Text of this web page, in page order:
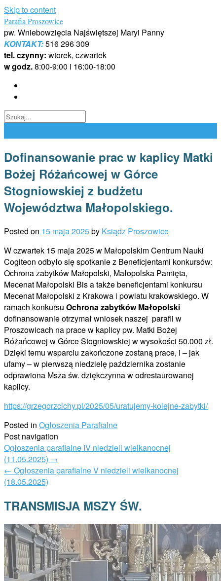
Skip to content
Parafia Proszowice
pw. Wniebowzięcia Najświętszej Maryi Panny
KONTAKT:516 296 309
tel. czynny: wtorek, czwartek
w godz.8:00-9:00 i 16:00-18:00
Dofinansowanie prac w kaplicy Matki
Bożej Różańcowej w Górce
Stogniowskiej z budżetu
Województwa Małopolskiego.
Posted on 15 maja 2025by Ksiądz Proszowice
W czwartek 15 maja 2025 w Małopolskim Centrum Nauki
Cogiteon odbyło się spotkanie z Beneficjentami konkursów:
Ochrona zabytków Małopolski, Małopolska Pamięta,
Mecenat Małopolski Bis a także beneficjentami konkursu
Mecenat Małopolski z Krakowa i powiatu krakowskiego. W
ramach konkursu Ochrona zabytków Małopolski
dofinansowanie otrzymał wniosek naszej parafii w
Proszowicach na prace w kaplicy pw. Matki Bożej
Różańcowej w Górce Stogniowskiej w wysokości 50.000 zł.
Dzięki temu wsparciu zakończone zostaną prace, i – jak
ufamy – w pierwszą niedzielę października zostanie
odprawiona Msza św. dziękczynna w odrestaurowanej
kaplicy.
https://grzegorzcichy.pl/2025/05/uratujemy-kolejne-zabytki/
Posted in Ogłoszenia Parafialne
Post navigation
Ogłoszenia parafialne IV niedzieli wielkanocnej
(11.05.2025) →
← Ogłoszenia parafialne V niedzieli wielkanocnej
(18.05.2025)
TRANSMISJA MSZY ŚW.